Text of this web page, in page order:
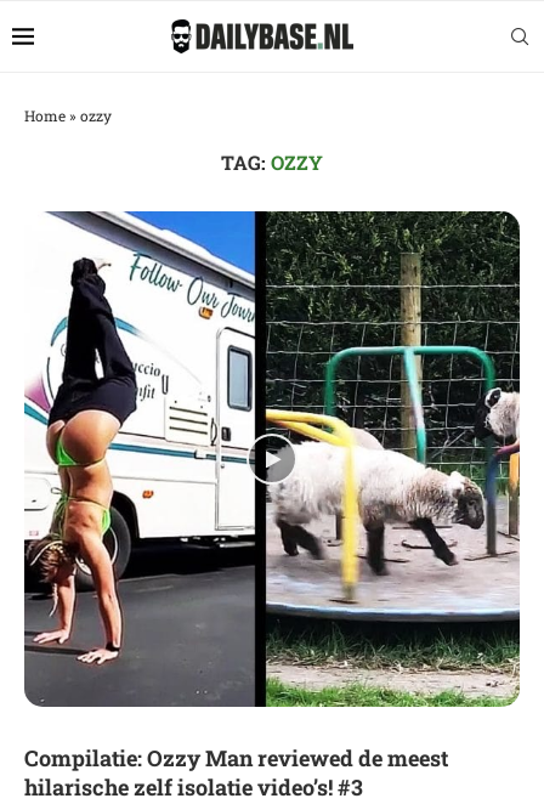
Home» ozzy
TAG: OZZY
Compilatie: Ozzy Man reviewed de meest
hilarische zelf isolatie video’s! #3